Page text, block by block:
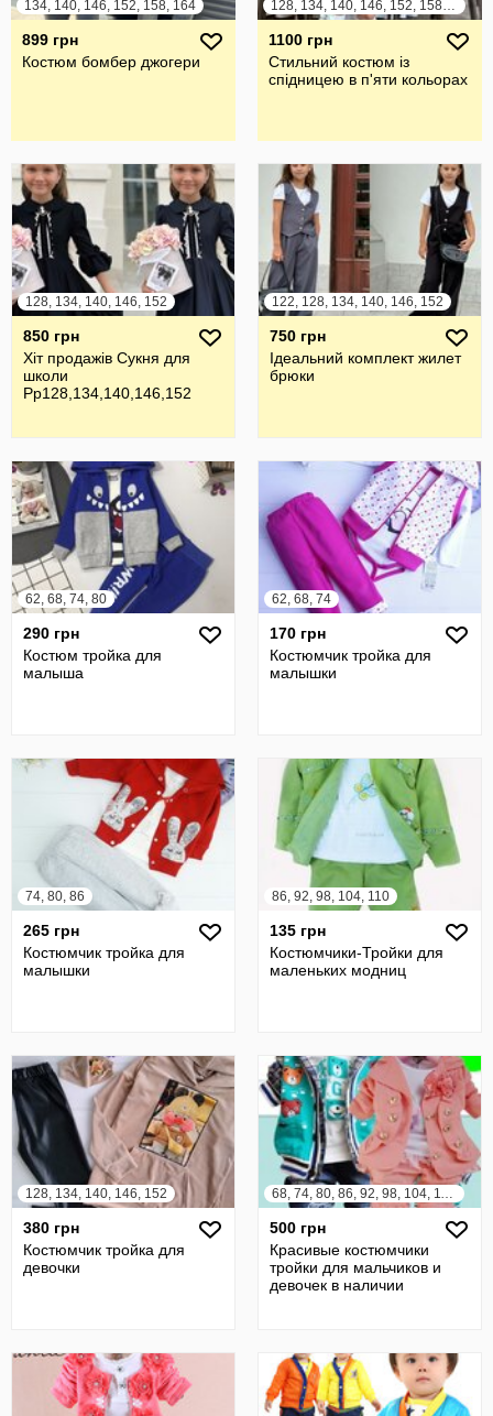
134, 140, 146, 152, 158, 164
899 грн
Костюм бомбер джогери
128, 134, 140, 146, 152, 158, 164
1100 грн
Стильний костюм із
спідницею в п'яти кольорах
128, 134, 140, 146, 152
850 грн
Хіт продажів Сукня для
школи
Рр128,134,140,146,152
122, 128, 134, 140, 146, 152
750 грн
Ідеальний комплект жилет
брюки
62, 68, 74, 80
290 грн
Костюм тройка для
малыша
62, 68, 74
170 грн
Костюмчик тройка для
малышки
74, 80, 86
265 грн
Костюмчик тройка для
малышки
86, 92, 98, 104, 110
135 грн
Костюмчики-Тройки для
маленьких модниц
128, 134, 140, 146, 152
380 грн
Костюмчик тройка для
девочки
68, 74, 80, 86, 92, 98, 104, 110, 116, 122
500 грн
Красивые костюмчики
тройки для мальчиков и
девочек в наличии